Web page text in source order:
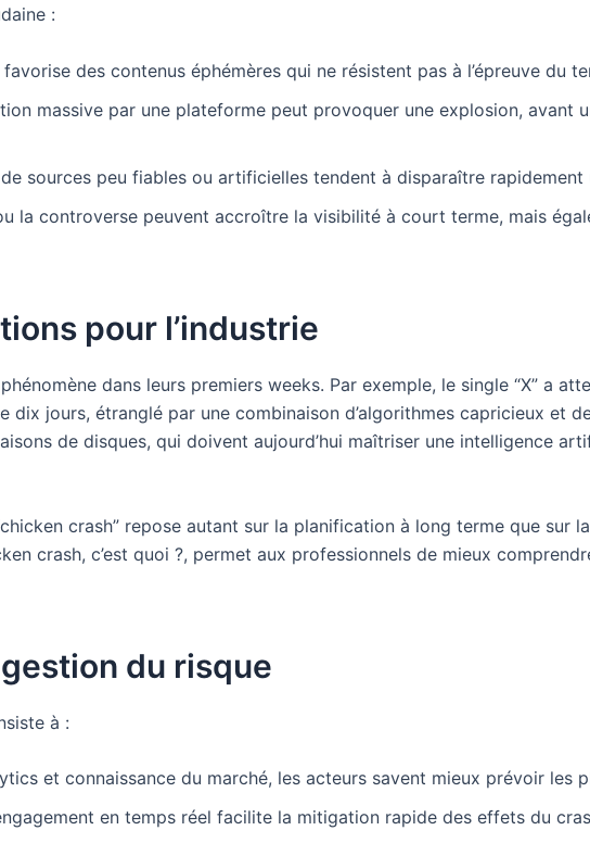
:
des contenus éphémères qui ne résistent pas à l’épreuve du
massive par une plateforme peut provoquer une explosion, avant
sources peu fiables ou artificielles tendent à disparaître rapidement
la controverse peuvent accroître la visibilité à court terme, mais
pour l’industrie
dans leurs premiers weeks. Par exemple, le single “X” a
jours, étranglé par une combinaison d’algorithmes capricieux et
de disques, qui doivent aujourd’hui maîtriser une intelligence
crash” repose autant sur la planification à long terme que sur
crash, c’est quoi ?, permet aux professionnels de mieux
du risque
à :
et connaissance du marché, les acteurs savent mieux prévoir les
en temps réel facilite la mitigation rapide des effets du